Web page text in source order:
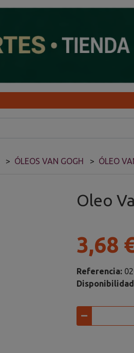
ÓLEOS VAN GOGH ÓLEO
Oleo
3,68
Referencia: